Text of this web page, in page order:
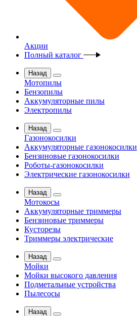
Акции
Полный каталог
Назад
Мотопилы
Бензопилы
Аккумуляторные пилы
Электропилы
Назад
Газонокосилки
Аккумуляторные газонокосилки
Бензиновые газонокосилки
Роботы-газонокосилки
Электрические газонокосилки
Назад
Мотокосы
Аккумуляторные триммеры
Бензиновые триммеры
Кусторезы
Триммеры электрические
Назад
Мойки
Мойки высокого давления
Подметальные устройства
Пылесосы
Назад